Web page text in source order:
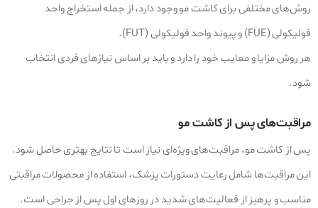
روش‌های مختلفی برای کاشت مو وجود دارد، از جمله استخراج واحد
فولیکولی (FUE) و پیوند واحد فولیکولی (FUT).
هر روش مزایا و معایب خود را دارد و باید بر اساس نیازهای فردی انتخاب
شود.
مراقبت‌های پس از کاشت مو
پس از کاشت مو، مراقبت‌های ویژه‌ای نیاز است تا نتایج بهتری حاصل شود.
این مراقبت‌ها شامل رعایت دستورات پزشک، استفاده از محصولات مراقبتی
مناسب و پرهیز از فعالیت‌های شدید در روزهای اول پس از جراحی است.